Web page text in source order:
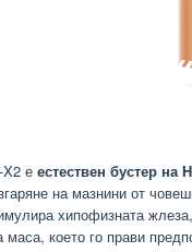
е естествен бустер на
на мазнини от
хипофизната
което го прави